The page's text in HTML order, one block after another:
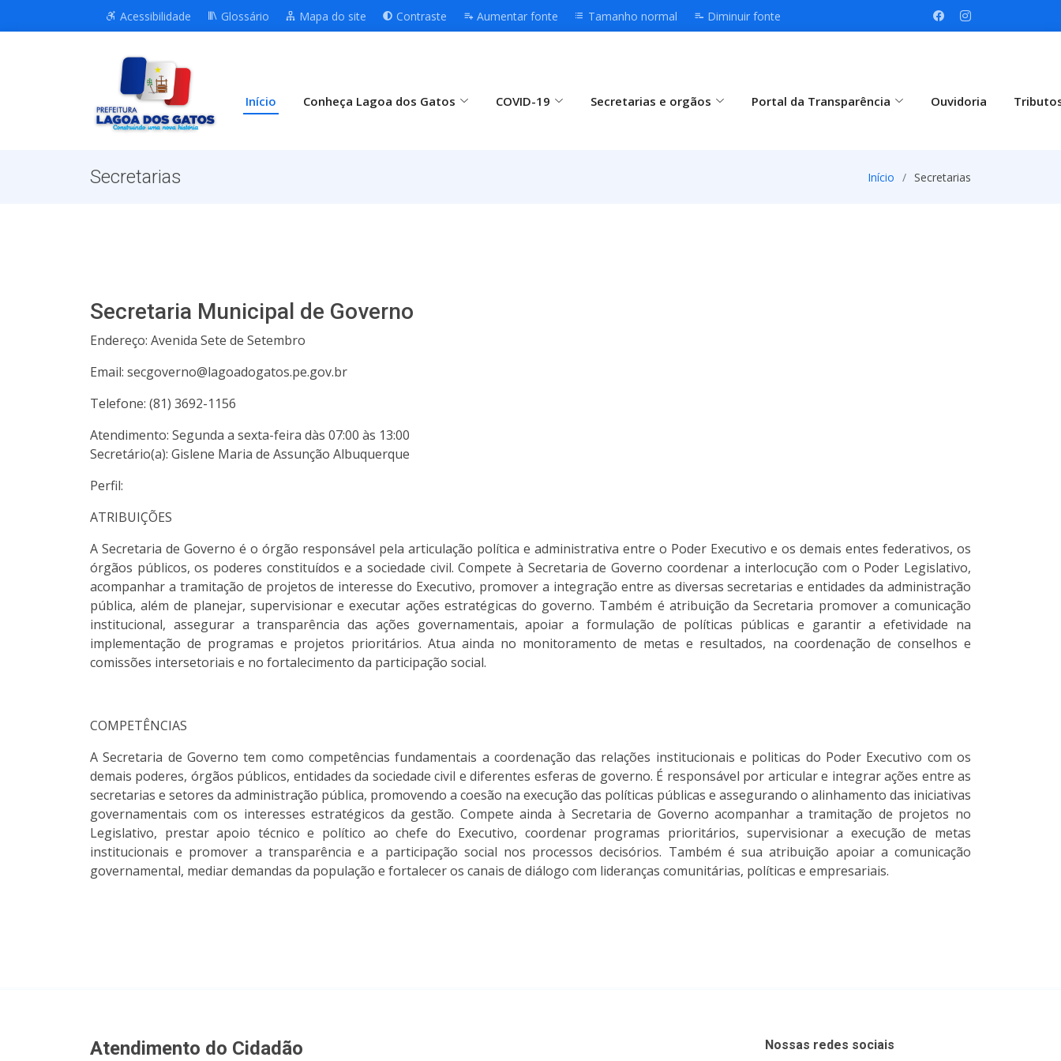
Acessibilidade Glossário Mapa do site Contraste Aumentar fonte Tamanho normal Diminuir fonte
Início Conheça Lagoa dos Gatos COVID-19 Secretarias e orgãos Portal da Transparência Ouvidoria
Secretarias Início Secretarias
Secretaria Municipal de Governo
Endereço: Avenida Sete de Setembro
Email: secgoverno@lagoadogatos.pe.gov.br
Telefone: (81) 3692-1156
Atendimento: Segunda a sexta-feira dàs 07:00 às 13:00
Secretário(a): Gislene Maria de Assunção Albuquerque
Perfil:
ATRIBUIÇÕES
A Secretaria de Governo é o órgão responsável pela articulação política e administrativa entre o Poder Executivo e os demais entes federativos, os
órgãos públicos, os poderes constituídos e a sociedade civil. Compete à Secretaria de Governo coordenar a interlocução com o Poder Legislativo,
acompanhar a tramitação de projetos de interesse do Executivo, promover a integração entre as diversas secretarias e entidades da administração
pública, além de planejar, supervisionar e executar ações estratégicas do governo. Também é atribuição da Secretaria promover a comunicação
institucional, assegurar a transparência das ações governamentais, apoiar a formulação de políticas públicas e garantir a efetividade na
implementação de programas e projetos prioritários. Atua ainda no monitoramento de metas e resultados, na coordenação de conselhos e
comissões intersetoriais e no fortalecimento da participação social.
COMPETÊNCIAS
A Secretaria de Governo tem como competências fundamentais a coordenação das relações institucionais e politicas do Poder Executivo com os
demais poderes, órgãos públicos, entidades da sociedade civil e diferentes esferas de governo. É responsável por articular e integrar ações entre as
secretarias e setores da administração pública, promovendo a coesão na execução das políticas públicas e assegurando o alinhamento das iniciativas
governamentais com os interesses estratégicos da gestão. Compete ainda à Secretaria de Governo acompanhar a tramitação de projetos no
Legislativo, prestar apoio técnico e político ao chefe do Executivo, coordenar programas prioritários, supervisionar a execução de metas
institucionais e promover a transparência e a participação social nos processos decisórios. Também é sua atribuição apoiar a comunicação
governamental, mediar demandas da população e fortalecer os canais de diálogo com lideranças comunitárias, políticas e empresariais.
Atendimento do Cidadão Nossas redes sociais